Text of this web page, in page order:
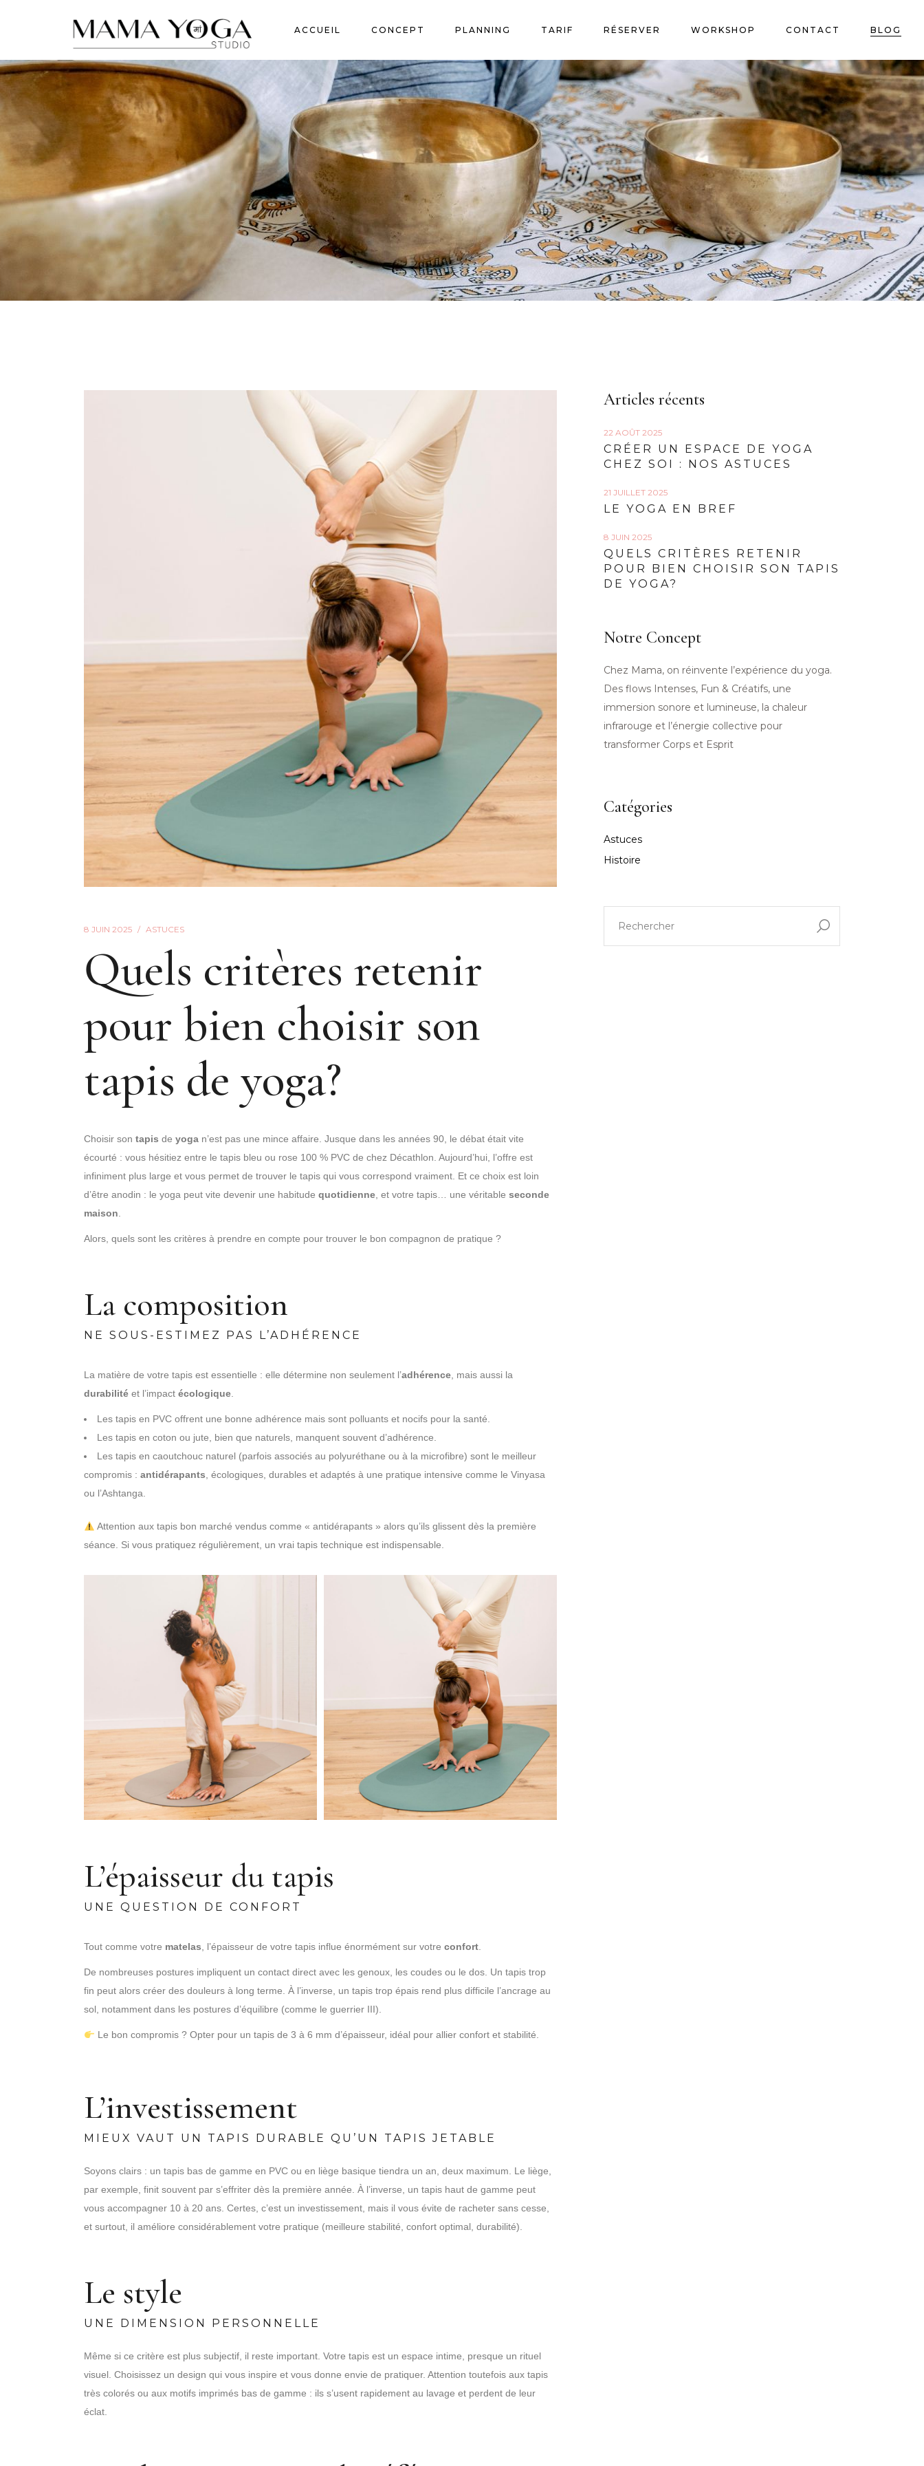
ACCUEIL CONCEPT PLANNING TARIF RÉSERVER WORKSHOP CONTACT BLOG
mamayoga
8 JUIN 2025 ASTUCES
Quels critères retenir
pour bien choisir son
tapis de yoga?
Choisir son tapis de yoga n’est pas une mince affaire. Jusque dans les années 90, le débat était vite
écourté : vous hésitiez entre le tapis bleu ou rose 100 % PVC de chez Décathlon. Aujourd’hui, l’offre est
infiniment plus large et vous permet de trouver le tapis qui vous correspond vraiment. Et ce choix est loin
d’être anodin : le yoga peut vite devenir une habitude quotidienne, et votre tapis… une véritable seconde
maison.
Alors, quels sont les critères à prendre en compte pour trouver le bon compagnon de pratique ?
La composition
NE SOUS-ESTIMEZ PAS L’ADHÉRENCE
La matière de votre tapis est essentielle : elle détermine non seulement l’adhérence, mais aussi la
durabilité et l’impact écologique.
Les tapis en PVC offrent une bonne adhérence mais sont polluants et nocifs pour la santé.
Les tapis en coton ou jute, bien que naturels, manquent souvent d’adhérence.
Les tapis en caoutchouc naturel (parfois associés au polyuréthane ou à la microfibre) sont le meilleur
compromis : antidérapants, écologiques, durables et adaptés à une pratique intensive comme le Vinyasa
ou l’Ashtanga.
Attention aux tapis bon marché vendus comme « antidérapants » alors qu’ils glissent dès la première
séance. Si vous pratiquez régulièrement, un vrai tapis technique est indispensable.
L’épaisseur du tapis
UNE QUESTION DE CONFORT
Tout comme votre matelas, l’épaisseur de votre tapis influe énormément sur votre confort.
De nombreuses postures impliquent un contact direct avec les genoux, les coudes ou le dos. Un tapis trop
fin peut alors créer des douleurs à long terme. À l’inverse, un tapis trop épais rend plus difficile l’ancrage au
sol, notamment dans les postures d’équilibre (comme le guerrier III).
Le bon compromis ? Opter pour un tapis de 3 à 6 mm d’épaisseur, idéal pour allier confort et stabilité.
L’investissement
MIEUX VAUT UN TAPIS DURABLE QU’UN TAPIS JETABLE
Soyons clairs : un tapis bas de gamme en PVC ou en liège basique tiendra un an, deux maximum. Le liège,
par exemple, finit souvent par s’effriter dès la première année. À l’inverse, un tapis haut de gamme peut
vous accompagner 10 à 20 ans. Certes, c’est un investissement, mais il vous évite de racheter sans cesse,
et surtout, il améliore considérablement votre pratique (meilleure stabilité, confort optimal, durabilité).
Le style
UNE DIMENSION PERSONNELLE
Même si ce critère est plus subjectif, il reste important. Votre tapis est un espace intime, presque un rituel
visuel. Choisissez un design qui vous inspire et vous donne envie de pratiquer. Attention toutefois aux tapis
très colorés ou aux motifs imprimés bas de gamme : ils s’usent rapidement au lavage et perdent de leur
éclat.
Articles récents
CRÉER UN ESPACE DE YOGA
CHEZ SOI : NOS ASTUCES
22 AOÛT 2025
LE YOGA EN BREF
21 JUILLET 2025
QUELS CRITÈRES RETENIR
POUR BIEN CHOISIR SON TAPIS
DE YOGA?
8 JUIN 2025
Notre Concept
Chez Mama, on réinvente l’expérience du yoga.
Des flows Intenses, Fun & Créatifs, une
immersion sonore et lumineuse, la chaleur
infrarouge et l’énergie collective pour
transformer Corps et Esprit
Catégories
Astuces
Histoire